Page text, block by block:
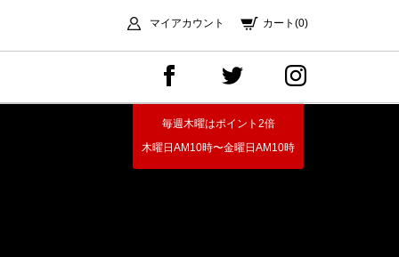
マイアカウント カート(0)
毎週木曜はポイント2倍
木曜日AM10時〜金曜日AM10時